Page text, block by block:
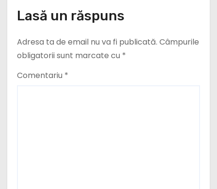
e
Lasă un răspuns
Adresa ta de email nu va fi publicată. Câmpurile
obligatorii sunt marcate cu *
Comentariu *